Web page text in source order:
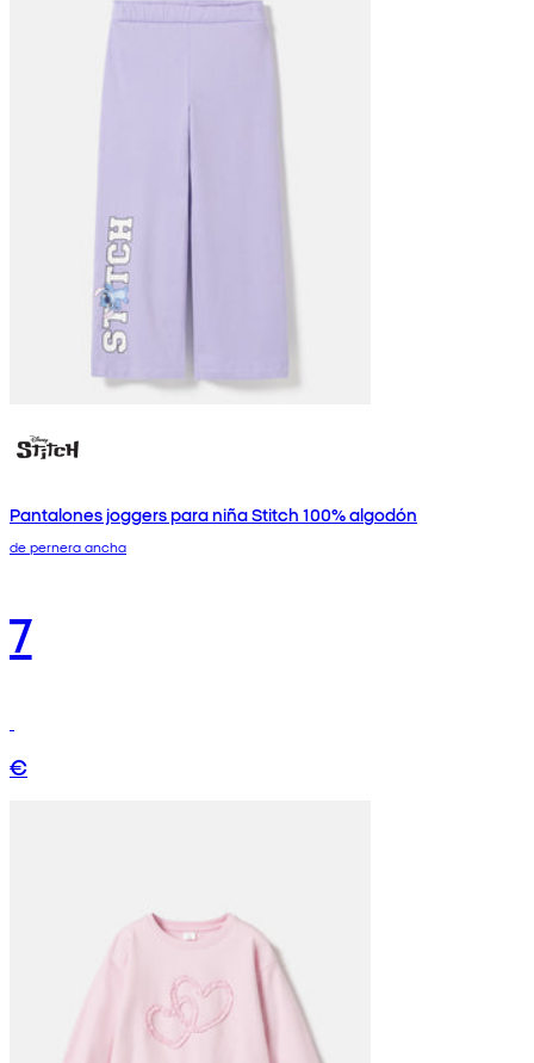
Pantalones joggers para niña Stitch 100% algodón
de pernera ancha
7
€